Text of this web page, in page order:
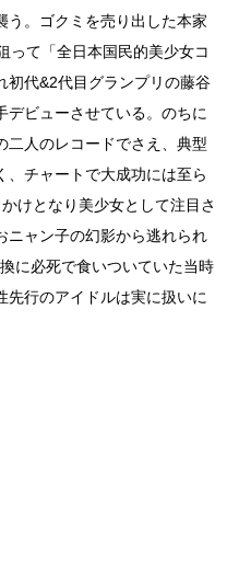
う。ゴクミを売り出した本家
って「全日本国民的美少女コ
初代&2代目グランプリの藤谷
デビューさせている。のちに
二人のレコードでさえ、典型
、チャートで大成功には至ら
けとなり美少女として注目さ
ニャン子の幻影から逃れられ
に必死で食いついていた当時
先行のアイドルは実に扱いに